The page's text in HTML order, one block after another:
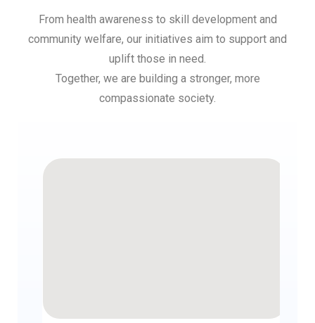
From health awareness to skill development and
community welfare, our initiatives aim to support and
uplift those in need.
Together, we are building a stronger, more
compassionate society.